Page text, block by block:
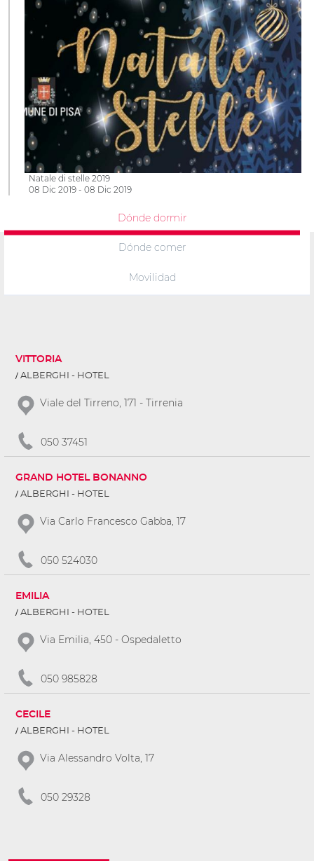
Natale di stelle 2019
08 Dic 2019 - 08 Dic 2019
Dónde dormir
Dónde comer
Movilidad
VITTORIA
ALBERGHI - HOTEL
Viale del Tirreno, 171 - Tirrenia
050 37451
GRAND HOTEL BONANNO
ALBERGHI - HOTEL
Via Carlo Francesco Gabba, 17
050 524030
EMILIA
ALBERGHI - HOTEL
Via Emilia, 450 - Ospedaletto
050 985828
CECILE
ALBERGHI - HOTEL
Via Alessandro Volta, 17
050 29328